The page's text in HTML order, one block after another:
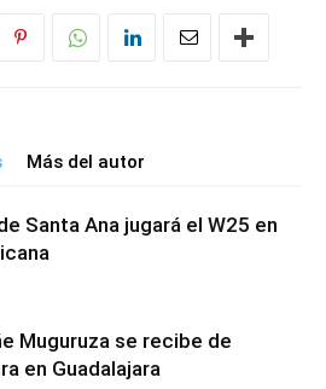
Más del autor
Santa Ana jugará el W25 en
Muguruza se recibe de
en Guadalajara